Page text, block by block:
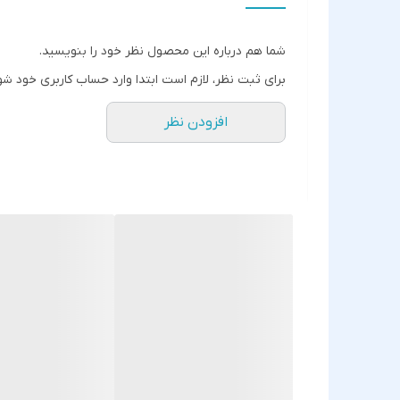
شما هم درباره این محصول نظر خود را بنویسید.
برای ثبت نظر، لازم است ابتدا وارد حساب کاربری خود
افزودن نظر